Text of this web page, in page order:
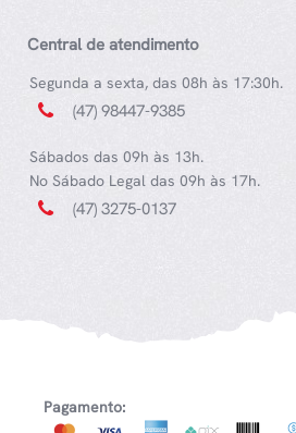
Central de atendimento
Segunda a sexta, das 08h às 17:30h.
(47) 98447-9385
Sábados das 09h às 13h.
No Sábado Legal das 09h às 17h.
(47) 3275-0137
Pagamento: